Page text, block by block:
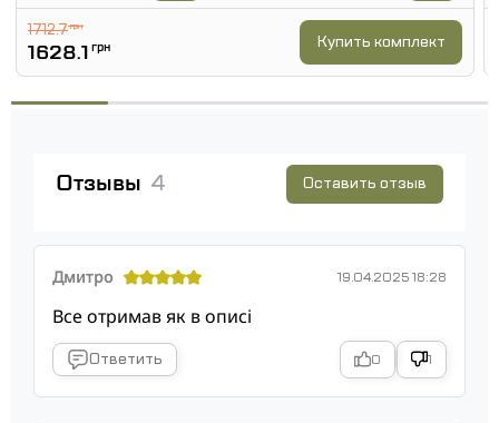
1712.7грн
1628.1 грн Купить комплект
Отзывы 4 Оставить отзыв
Дмитро 19.04.2025 18:28
Все отримав як в описі
Ответить 0 1